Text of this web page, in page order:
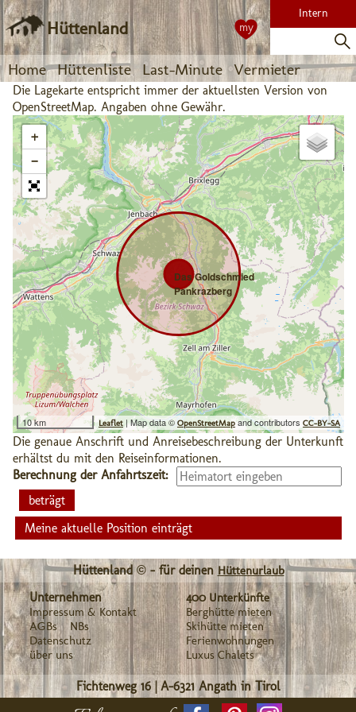
Hüttenland
Home Hüttenliste Last-Minute Vermieter
Intern
my
Die Lagekarte entspricht immer der aktuellsten Version von
OpenStreetMap. Angaben ohne Gewähr.
Das Goldschmied
Pankrazberg
+
−
10 km Leaflet | Map data © OpenStreetMap and contributors CC-BY-SA
Die genaue Anschrift und Anreisebeschreibung der Unterkunft
erhältst du mit den Reiseinformationen.
Berechnung der Anfahrtszeit:
Meine aktuelle Position einträgt
Hüttenland © - für deinen Hüttenurlaub
Unternehmen
Impressum & Kontakt
AGBs
NBs
Datenschutz
über uns
400 Unterkünfte
Berghütte mieten
Skihütte mieten
Ferienwohnungen
Luxus Chalets
Fichtenweg 16|A-6321 Angath in Tirol